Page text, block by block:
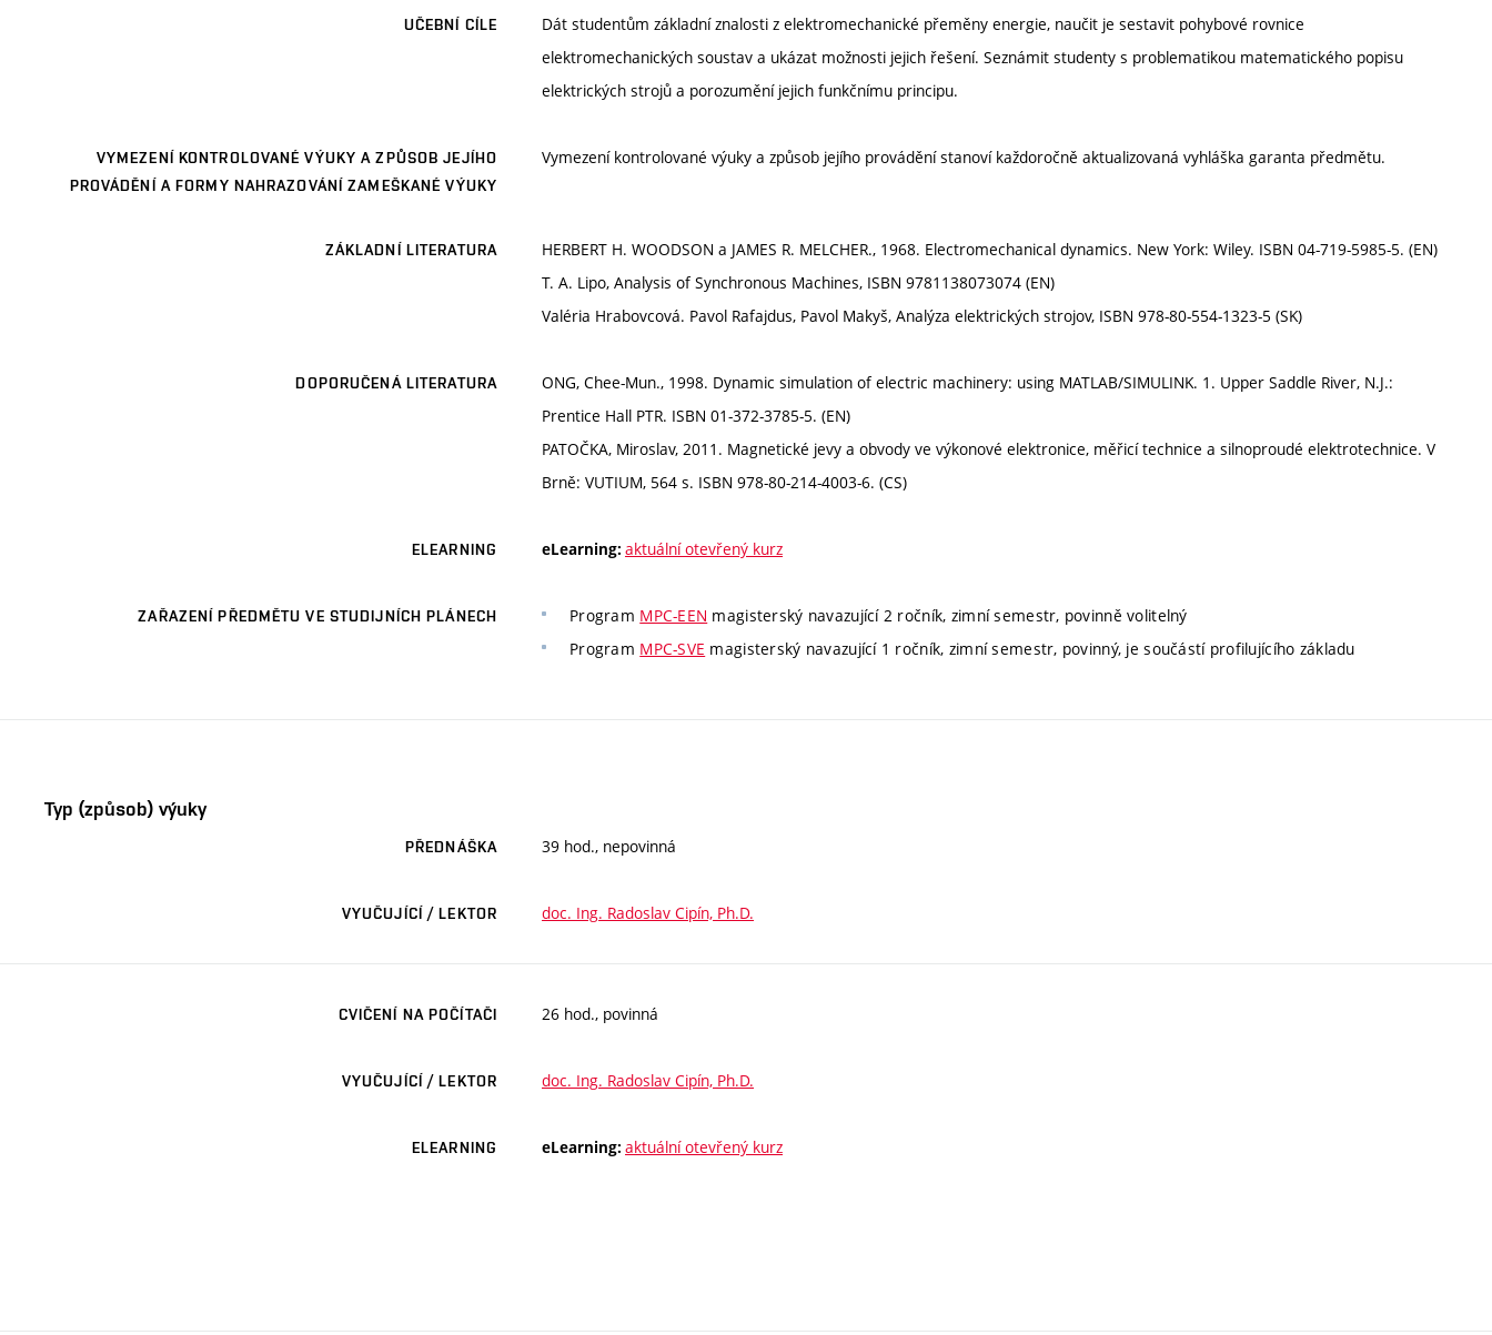
UČEBNÍ CÍLE
Dát studentům základní znalosti z elektromechanické přeměny energie, naučit je sestavit pohybové rovnice
elektromechanických soustav a ukázat možnosti jejich řešení. Seznámit studenty s problematikou matematického popisu
elektrických strojů a porozumění jejich funkčnímu principu.
VYMEZENÍ KONTROLOVANÉ VÝUKY A ZPŮSOB JEJÍHO
PROVÁDĚNÍ A FORMY NAHRAZOVÁNÍ ZAMEŠKANÉ VÝUKY
Vymezení kontrolované výuky a způsob jejího provádění stanoví každoročně aktualizovaná vyhláška garanta předmětu.
ZÁKLADNÍ LITERATURA
HERBERT H. WOODSON a JAMES R. MELCHER., 1968. Electromechanical dynamics. New York: Wiley. ISBN 04-719-5985-5. (EN)
T. A. Lipo, Analysis of Synchronous Machines, ISBN 9781138073074 (EN)
Valéria Hrabovcová. Pavol Rafajdus, Pavol Makyš, Analýza elektrických strojov, ISBN 978-80-554-1323-5 (SK)
DOPORUČENÁ LITERATURA
ONG, Chee-Mun., 1998. Dynamic simulation of electric machinery: using MATLAB/SIMULINK. 1. Upper Saddle River, N.J.:
Prentice Hall PTR. ISBN 01-372-3785-5. (EN)
PATOČKA, Miroslav, 2011. Magnetické jevy a obvody ve výkonové elektronice, měřicí technice a silnoproudé elektrotechnice. V
Brně: VUTIUM, 564 s. ISBN 978-80-214-4003-6. (CS)
ELEARNING eLearning: aktuální otevřený kurz
ZAŘAZENÍ PŘEDMĚTU VE STUDIJNÍCH PLÁNECH Program MPC-EEN magisterský navazující 2 ročník, zimní semestr, povinně volitelný
Program MPC-SVE magisterský navazující 1 ročník, zimní semestr, povinný, je součástí profilujícího základu
Typ (způsob) výuky
PŘEDNÁŠKA 39 hod., nepovinná
VYUČUJÍCÍ / LEKTOR doc. Ing. Radoslav Cipín, Ph.D.
CVIČENÍ NA POČÍTAČI 26 hod., povinná
VYUČUJÍCÍ / LEKTOR doc. Ing. Radoslav Cipín, Ph.D.
ELEARNING eLearning: aktuální otevřený kurz